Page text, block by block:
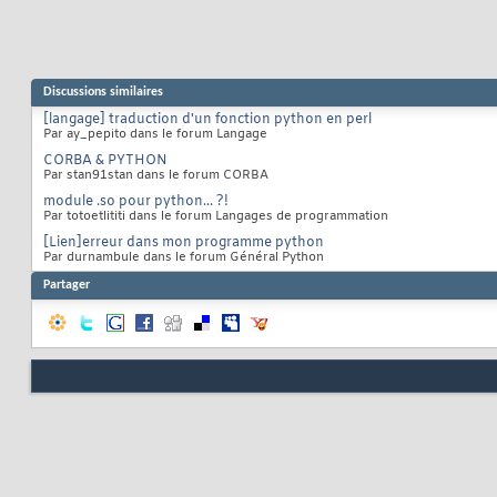
Discussions similaires
[langage] traduction d'un fonction python en perl
Par ay_pepito dans le forum Langage
CORBA & PYTHON
Par stan91stan dans le forum CORBA
module .so pour python... ?!
Par totoetlititi dans le forum Langages de programmation
[Lien]erreur dans mon programme python
Par durnambule dans le forum Général Python
Partager